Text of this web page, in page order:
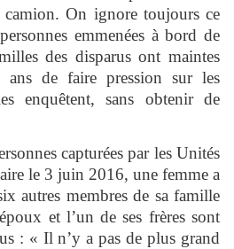
On ignore toujours ce
emmenées à bord de
des disparus ont maintes
de faire pression sur les
enquêtent, sans obtenir de
capturées par les Unités
le 3 juin 2016, une femme a
autres membres de sa famille
et l’un de ses frères sont
: « Il n’y a pas de plus grand